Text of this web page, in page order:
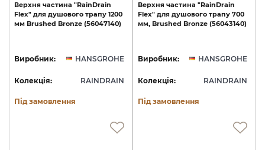
Верхня частина "RainDrain
Flex" для душового трапу 1200
мм Brushed Bronze (56047140)
Виробник: HANSGROHE
Колекція: RAINDRAIN
Під замовлення
Верхня частина "RainDrain
Flex" для душового трапу 700
мм, Brushed Bronze (56043140)
Виробник: HANSGROHE
Колекція: RAINDRAIN
Під замовлення